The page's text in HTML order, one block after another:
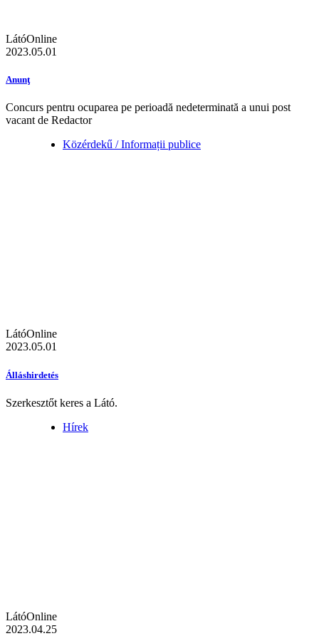
LátóOnline
2023.05.01
Anunţ
Concurs pentru ocuparea pe perioadă nedeterminată a unui post
vacant de Redactor
Közérdekű / Informații publice
LátóOnline
2023.05.01
Álláshirdetés
Szerkesztőt keres a Látó.
Hírek
LátóOnline
2023.04.25